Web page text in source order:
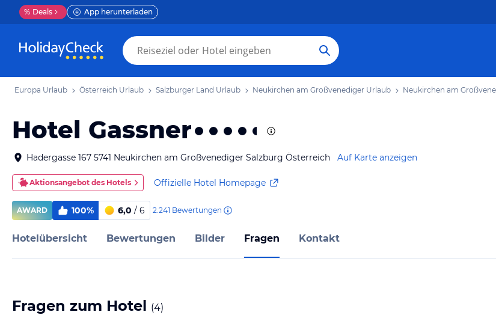
% Deals App herunterladen
Europa Urlaub Österreich Urlaub Salzburger Land Urlaub Neukirchen am Großvenediger Urlaub Neukirchen am
Hotel Gassner
Hadergasse 167 5741 Neukirchen am Großvenediger Salzburg Österreich Auf Karte anzeigen
Aktionsangebot des Hotels Offizielle Hotel Homepage
AWARD 100% 6,0 / 6 2.241 Bewertungen
Hotelübersicht Bewertungen Bilder Fragen Kontakt
Fragen zum Hotel (4)